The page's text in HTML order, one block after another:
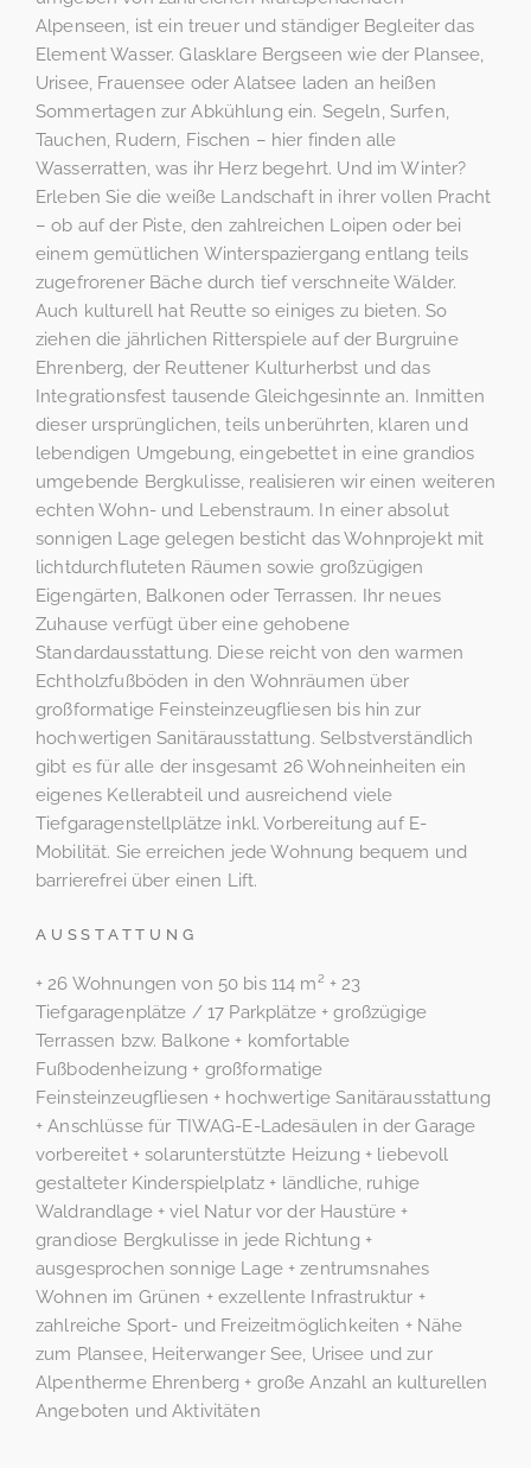
Alpenseen, ist ein treuer und ständiger Begleiter das
Element Wasser. Glasklare Bergseen wie der Plansee,
Urisee, Frauensee oder Alatsee laden an heißen
Sommertagen zur Abkühlung ein. Segeln, Surfen,
Tauchen, Rudern, Fischen – hier finden alle
Wasserratten, was ihr Herz begehrt. Und im Winter?
Erleben Sie die weiße Landschaft in ihrer vollen Pracht
– ob auf der Piste, den zahlreichen Loipen oder bei
einem gemütlichen Winterspaziergang entlang teils
zugefrorener Bäche durch tief verschneite Wälder.
Auch kulturell hat Reutte so einiges zu bieten. So
ziehen die jährlichen Ritterspiele auf der Burgruine
Ehrenberg, der Reuttener Kulturherbst und das
Integrationsfest tausende Gleichgesinnte an. Inmitten
dieser ursprünglichen, teils unberührten, klaren und
lebendigen Umgebung, eingebettet in eine grandios
umgebende Bergkulisse, realisieren wir einen weiteren
echten Wohn- und Lebenstraum. In einer absolut
sonnigen Lage gelegen besticht das Wohnprojekt mit
lichtdurchfluteten Räumen sowie großzügigen
Eigengärten, Balkonen oder Terrassen. Ihr neues
Zuhause verfügt über eine gehobene
Standardausstattung. Diese reicht von den warmen
Echtholzfußböden in den Wohnräumen über
großformatige Feinsteinzeugfliesen bis hin zur
hochwertigen Sanitärausstattung. Selbstverständlich
gibt es für alle der insgesamt 26 Wohneinheiten ein
eigenes Kellerabteil und ausreichend viele
Tiefgaragenstellplätze inkl. Vorbereitung auf E-
Mobilität. Sie erreichen jede Wohnung bequem und
barrierefrei über einen Lift.
AUSSTATTUNG
+ 26 Wohnungen von 50 bis 114 m² + 23
Tiefgaragenplätze / 17 Parkplätze + großzügige
Terrassen bzw. Balkone + komfortable
Fußbodenheizung + großformatige
Feinsteinzeugfliesen + hochwertige Sanitärausstattung
+ Anschlüsse für TIWAG-E-Ladesäulen in der Garage
vorbereitet + solarunterstützte Heizung + liebevoll
gestalteter Kinderspielplatz + ländliche, ruhige
Waldrandlage + viel Natur vor der Haustüre +
grandiose Bergkulisse in jede Richtung +
ausgesprochen sonnige Lage + zentrumsnahes
Wohnen im Grünen + exzellente Infrastruktur +
zahlreiche Sport- und Freizeitmöglichkeiten + Nähe
zum Plansee, Heiterwanger See, Urisee und zur
Alpentherme Ehrenberg + große Anzahl an kulturellen
Angeboten und Aktivitäten